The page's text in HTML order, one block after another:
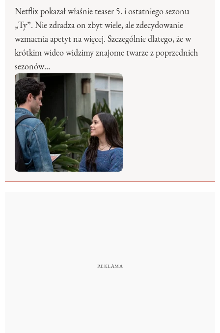
Netflix pokazał właśnie teaser 5. i ostatniego sezonu
„Ty”. Nie zdradza on zbyt wiele, ale zdecydowanie
wzmacnia apetyt na więcej. Szczególnie dlatego, że w
krótkim wideo widzimy znajome twarze z poprzednich
sezonów…